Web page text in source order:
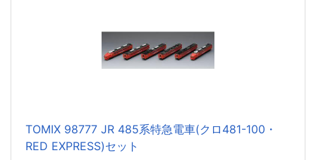
TOMIX 98777 JR 485系特急電車(クロ481-100・
RED EXPRESS)セット